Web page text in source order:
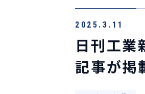
2025.3.11
日刊工業
記事が掲